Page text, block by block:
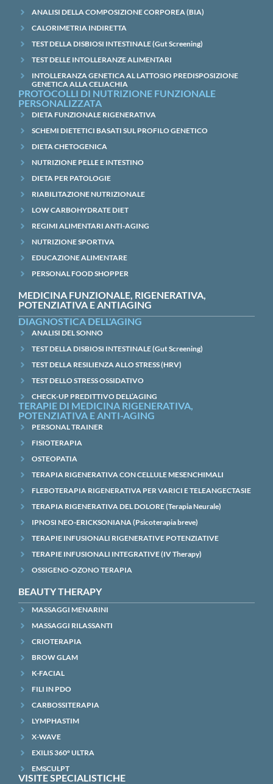
ANALISI DELLA COMPOSIZIONE CORPOREA (BIA)
CALORIMETRIA INDIRETTA
TEST DELLA DISBIOSI INTESTINALE (Gut Screening)
TEST DELLE INTOLLERANZE ALIMENTARI
INTOLLERANZA GENETICA AL LATTOSIO PREDISPOSIZIONE
GENETICA ALLA CELIACHIA
PROTOCOLLI DI NUTRIZIONE FUNZIONALE
PERSONALIZZATA
DIETA FUNZIONALE RIGENERATIVA
SCHEMI DIETETICI BASATI SUL PROFILO GENETICO
DIETA CHETOGENICA
NUTRIZIONE PELLE E INTESTINO
DIETA PER PATOLOGIE
RIABILITAZIONE NUTRIZIONALE
LOW CARBOHYDRATE DIET
REGIMI ALIMENTARI ANTI-AGING
NUTRIZIONE SPORTIVA
EDUCAZIONE ALIMENTARE
PERSONAL FOOD SHOPPER
MEDICINA FUNZIONALE, RIGENERATIVA,
POTENZIATIVA E ANTIAGING
DIAGNOSTICA DELL'AGING
ANALISI DEL SONNO
TEST DELLA DISBIOSI INTESTINALE (Gut Screening)
TEST DELLA RESILIENZA ALLO STRESS (HRV)
TEST DELLO STRESS OSSIDATIVO
CHECK-UP PREDITTIVO DELL’AGING
TERAPIE DI MEDICINA RIGENERATIVA,
POTENZIATIVA E ANTI-AGING
PERSONAL TRAINER
FISIOTERAPIA
OSTEOPATIA
TERAPIA RIGENERATIVA CON CELLULE MESENCHIMALI
FLEBOTERAPIA RIGENERATIVA PER VARICI E TELEANGECTASIE
TERAPIA RIGENERATIVA DEL DOLORE (Terapia Neurale)
IPNOSI NEO-ERICKSONIANA (Psicoterapia breve)
TERAPIE INFUSIONALI RIGENERATIVE POTENZIATIVE
TERAPIE INFUSIONALI INTEGRATIVE (IV Therapy)
OSSIGENO-OZONO TERAPIA
BEAUTY THERAPY
MASSAGGI MENARINI
MASSAGGI RILASSANTI
CRIOTERAPIA
BROW GLAM
K-FACIAL
FILI IN PDO
CARBOSSITERAPIA
LYMPHASTIM
X-WAVE
EXILIS 360° ULTRA
EMSCULPT
VISITE SPECIALISTICHE